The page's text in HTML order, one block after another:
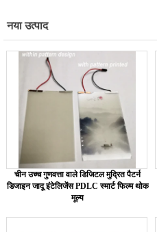
नया उत्पाद
चीन उच्च गुणवत्ता वाले डिजिटल मुद्रित पैटर्न
डिजाइन जादू इंटेलिजेंस PDLC स्मार्ट फिल्म थोक
मूल्य